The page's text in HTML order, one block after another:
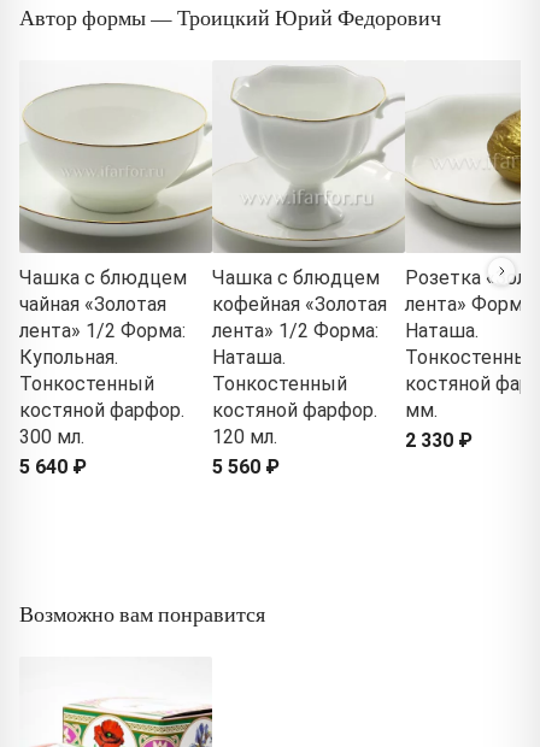
Автор формы — Троицкий Юрий Федорович
Чашка с блюдцем
чайная «Золотая
лента» 1/2 Форма:
Купольная.
Тонкостенный
костяной фарфор.
300 мл.
5 640 ₽
Чашка с блюдцем
кофейная «Золотая
лента» 1/2 Форма:
Наташа.
Тонкостенный
костяной фарфор.
120 мл.
5 560 ₽
Розетка
лента» Форма:
Наташа.
Тонкостенный
костяной
мм.
2 330 ₽
Возможно вам понравится